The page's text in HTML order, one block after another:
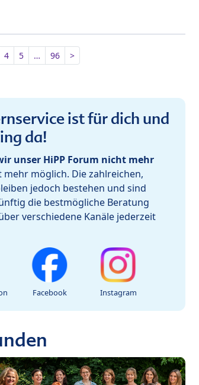
4 5 … 96 >
ist für dich und
da!
unser HiPP Forum nicht mehr
möglich. Die zahlreichen,
jedoch bestehen und sind
die bestmögliche Beratung
verschiedene Kanäle jederzeit
Facebook Instagram